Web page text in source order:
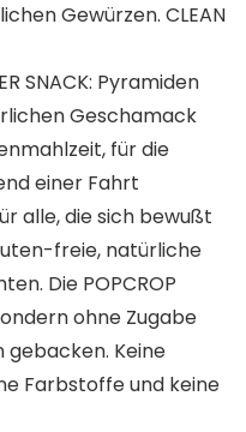
Gewürzen. CLEAN
SNACK: Pyramiden
Geschamack
für die
einer Fahrt
alle, die sich bewußt
freie, natürliche
Die POPCROP
ohne Zugabe
gebacken. Keine
Farbstoffe und keine